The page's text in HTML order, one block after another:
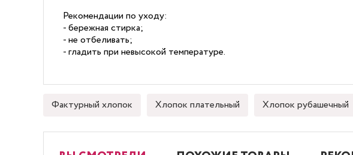
Рекомендации по уходу:
- бережная стирка;
- не отбеливать;
- гладить при невысокой температуре.
Фактурный хлопок Хлопок плательный Хлопок рубашечный